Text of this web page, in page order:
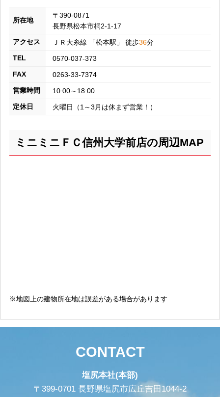
所在地
〒390-0871
長野県松本市桐2-1-17
アクセス
ＪＲ大糸線 「松本駅」 徒歩36分
TEL
0570-037-373
FAX
0263-33-7374
営業時間
10:00～18:00
定休日
火曜日（1～3月は休まず営業！）
ミニミニＦＣ信州大学前店の周辺MAP
※地図上の建物所在地は誤差がある場合があります
CONTACT
塩尻本社(本部)
〒399-0701 長野県塩尻市広丘吉田1044-2